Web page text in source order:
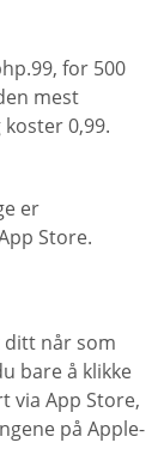
for 500
mest
0,99.
er
Store.
når som
bare å klikke
via App Store,
på Apple-